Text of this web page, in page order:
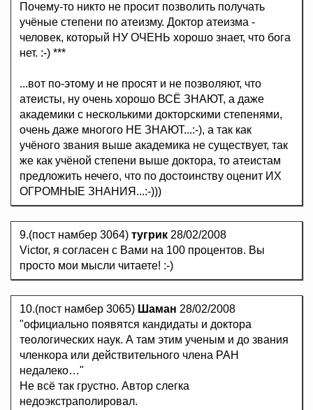
Почему-то никто не просит позволить получать
учёные степени по атеизму. Доктор атеизма -
человек, который НУ ОЧЕНЬ хорошо знает, что бога
нет. :-) ***
...вот по-этому и не просят и не позволяют, что
атеисты, ну очень хорошо ВСЁ ЗНАЮТ, а даже
академики с несколькими докторскими степенями,
очень даже многого НЕ ЗНАЮТ...:-), а так как
учёного звания выше академика не существует, так
же как учёной степени выше доктора, то атеистам
предложить нечего, что по достоинству оценит ИХ
ОГРОМНЫЕ ЗНАНИЯ...:-)))
9.(пост намбер 3064) тугрик 28/02/2008
Victоr, я согласен с Вами на 100 процентов. Вы
просто мои мысли читаете! :-)
10.(пост намбер 3065) Шаман 28/02/2008
"официально появятся кандидаты и доктора
теологических наук. А там этим ученым и до звания
членкора или действительного члена РАН
недалеко…"
Не всё так грустно. Автор слегка
недоэкстраполировал.